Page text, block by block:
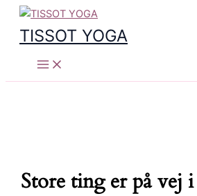
indholdet
TISSOT YOGA
Store ting er på vej